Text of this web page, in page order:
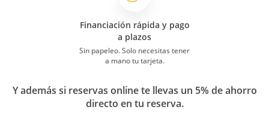
Financiación rápida y pago
a plazos
Sin papeleo. Solo necesitas tener
a mano tu tarjeta.
Y además si reservas online te llevas un 5% de ahorro
directo en tu reserva.